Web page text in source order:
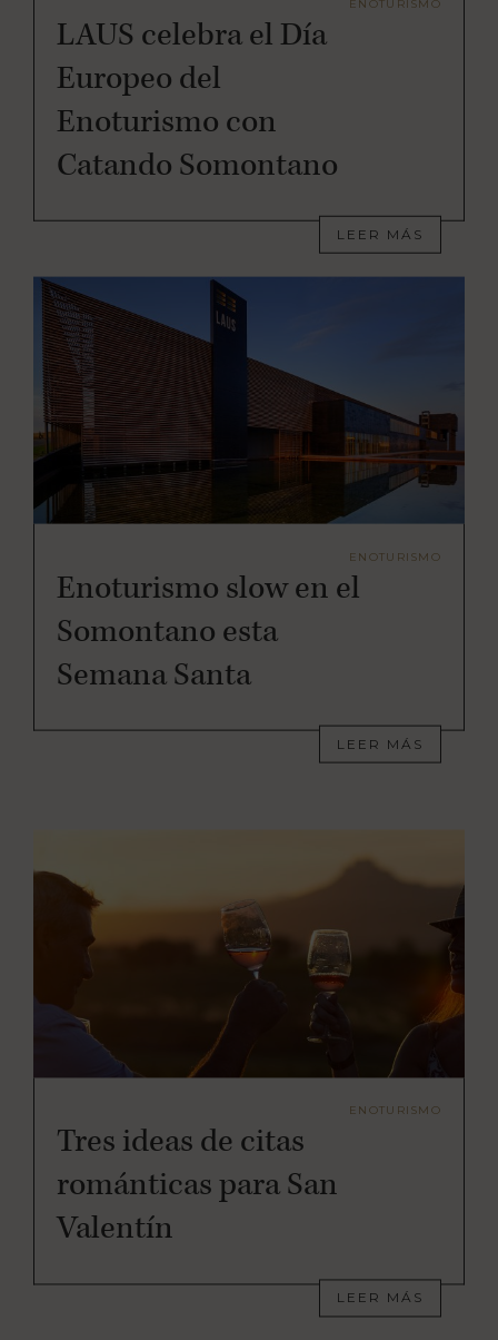
ENOTURISMO
LAUS celebra el Día
Europeo del
Enoturismo con
Catando Somontano
LEER MÁS
ENOTURISMO
Enoturismo slow en el
Somontano esta
Semana Santa
LEER MÁS
ENOTURISMO
Tres ideas de citas
románticas para San
Valentín
LEER MÁS